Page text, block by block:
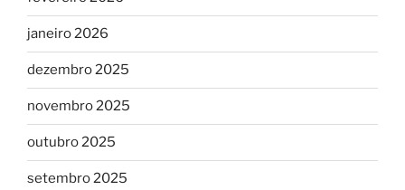
janeiro 2026
dezembro 2025
novembro 2025
outubro 2025
setembro 2025